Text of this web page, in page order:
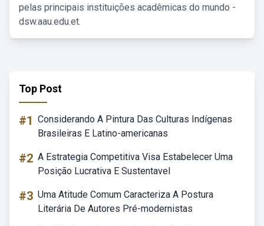
pelas principais instituições acadêmicas do mundo -
dsw.aau.edu.et.
Top Post
#1 Considerando A Pintura Das Culturas Indígenas
Brasileiras E Latino-americanas
#2 A Estrategia Competitiva Visa Estabelecer Uma
Posição Lucrativa E Sustentavel
#3 Uma Atitude Comum Caracteriza A Postura
Literária De Autores Pré-modernistas